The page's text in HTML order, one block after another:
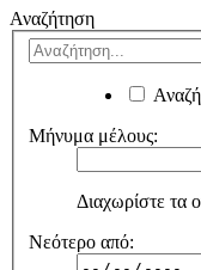
Αναζήτηση
Μήνυμα μέλους:
Διαχωρίστε τα
Νεότερο από: